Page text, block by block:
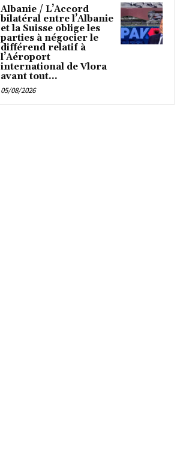
Albanie / L’Accord
bilatéral entre l’Albanie
et la Suisse oblige les
parties à négocier le
différend relatif à
l’Aéroport
international de Vlora
avant tout...
05/08/2026